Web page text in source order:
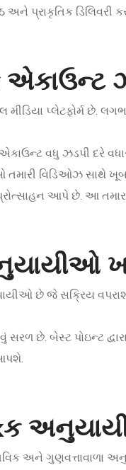
પ્રાકૃતિક ડિલિવરી
એકાઉન્ટ
પ્લેટફોર્મ છે.
વધુ ઝડપી દરે
વિડિઓઝ સાથે ખૂબ
આપે છે. આ
છે જે સક્રિય
છે. બેસ્ટ પોઇન્ટ
અને